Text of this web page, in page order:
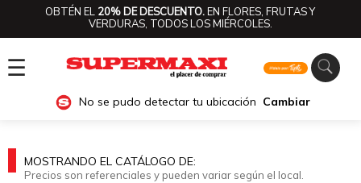
OBTÉN EL 20% DE DESCUENTO.EN FLORES, FRUTAS Y
VERDURAS, TODOS LOS MIÉRCOLES.
☰
No se pudo detectar tu ubicación Cambiar
MOSTRANDO EL CATÁLOGO DE:
Precios son referenciales y pueden variar según el local.